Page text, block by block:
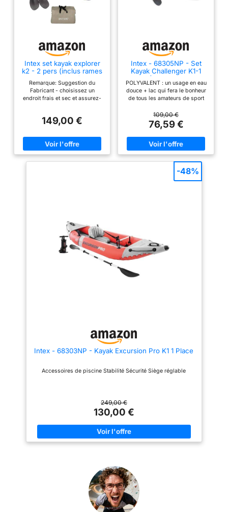
Intex set kayak explorer
k2 - 2 pers (inclus rames
et gonfleur)
Remarque: Suggestion du
Fabricant - choisissez un
endroit frais et sec et assurez-
et dégonflage facile grâce à
avirons, une pompe, une corde
d'arrimage et un kit de
réparation
149,00 €
Intex - 68305NP - Set
Kayak Challenger K1-1
Pers (Inclus Rame Et
Gonfleur)
POLYVALENT : un usage en eau
douce + lac qui fera le bonheur
de tous les amateurs de sport
assise et dossier gonflables
amovibles et ajustables
PRATIQUE : format compact une
fois dégonflé et facilement
transportable grâce à son sac
de transport inclus SOLIDITÉ :
permet au kayak de résister à la
plupart des évènements et
perdurer à travers les saisons
109,00 €
76,59 €
Intex - 68303NP - Kayak Excursion Pro K1 1 Place
Accessoires de piscine Stabilité Sécurité Siège réglable
249,00 €
130,00 €
-48%